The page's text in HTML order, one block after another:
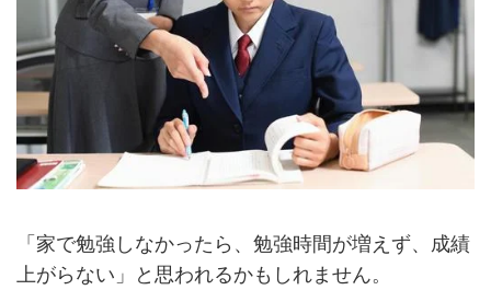
「家で勉強しなかったら、勉強時間が増えず、成績
上がらない」と思われるかもしれません。